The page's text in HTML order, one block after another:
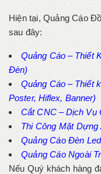
Hiện tại, Quảng Cáo
sau đây:
Quảng Cáo – Thiết
Đèn)
Quảng Cáo – Thiết
Poster, Hiflex, Banner)
Cắt CNC – Dịch Vụ
Thi Công Mặt Dựng
Quảng Cáo Đèn
Quảng Cáo Ngoài
Nếu Quý khách hàng